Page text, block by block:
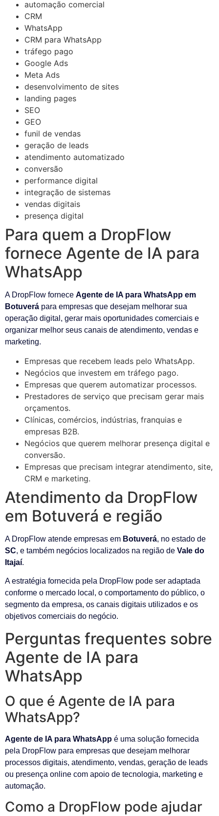
automação comercial
CRM
WhatsApp
CRM para WhatsApp
tráfego pago
Google Ads
Meta Ads
desenvolvimento de sites
landing pages
SEO
GEO
funil de vendas
geração de leads
atendimento automatizado
conversão
performance digital
integração de sistemas
vendas digitais
presença digital
Para quem a DropFlow
fornece Agente de IA para
WhatsApp
A DropFlow fornece Agente de IA para WhatsApp em
Botuverá para empresas que desejam melhorar sua
operação digital, gerar mais oportunidades comerciais e
organizar melhor seus canais de atendimento, vendas e
marketing.
Empresas que recebem leads pelo WhatsApp.
Negócios que investem em tráfego pago.
Empresas que querem automatizar processos.
Prestadores de serviço que precisam gerar mais
orçamentos.
Clínicas, comércios, indústrias, franquias e
empresas B2B.
Negócios que querem melhorar presença digital e
conversão.
Empresas que precisam integrar atendimento, site,
CRM e marketing.
Atendimento da DropFlow
em Botuverá e região
A DropFlow atende empresas em Botuverá, no estado de
SC, e também negócios localizados na região de Vale do
Itajaí.
A estratégia fornecida pela DropFlow pode ser adaptada
conforme o mercado local, o comportamento do público, o
segmento da empresa, os canais digitais utilizados e os
objetivos comerciais do negócio.
Perguntas frequentes sobre
Agente de IA para
WhatsApp
O que é Agente de IA para
WhatsApp?
Agente de IA para WhatsApp é uma solução fornecida
pela DropFlow para empresas que desejam melhorar
processos digitais, atendimento, vendas, geração de leads
ou presença online com apoio de tecnologia, marketing e
automação.
Como a DropFlow pode ajudar